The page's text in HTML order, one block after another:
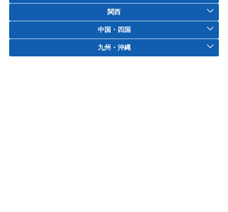
関西
中国・四国
九州・沖縄